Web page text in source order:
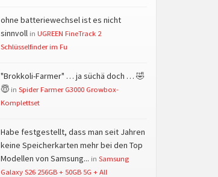
ohne batteriewechsel ist es nicht
sinnvoll in UGREEN FineTrack 2
Schlüsselfinder im Fu
"Brokkoli-Farmer" … ja süchä doch … 🤣
😇 in Spider Farmer G3000 Growbox-
Komplettset
Habe festgestellt, dass man seit Jahren
keine Speicherkarten mehr bei den Top
Modellen von Samsung... in Samsung
Galaxy S26 256GB + 50GB 5G + All